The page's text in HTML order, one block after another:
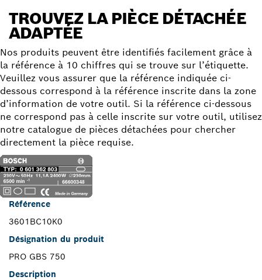
TROUVEZ LA PIÈCE DÉTACHÉE
ADAPTÉE
Nos produits peuvent être identifiés facilement grâce à
la référence à 10 chiffres qui se trouve sur l’étiquette.
Veuillez vous assurer que la référence indiquée ci-
dessous correspond à la référence inscrite dans la zone
d’information de votre outil. Si la référence ci-dessous
ne correspond pas à celle inscrite sur votre outil, utilisez
notre catalogue de pièces détachées pour chercher
directement la pièce requise.
Référence
3601BC10K0
Désignation du produit
PRO GBS 750
Description